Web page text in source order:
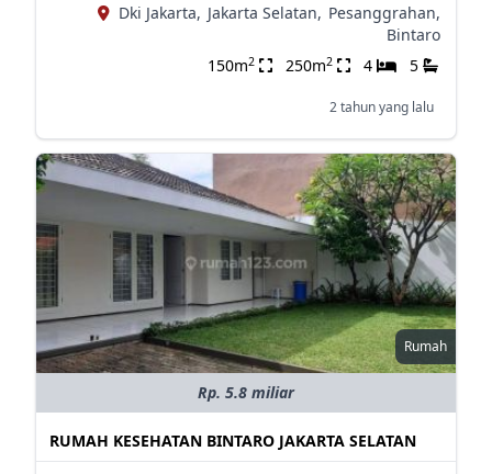
Dki Jakarta, Jakarta Selatan, Pesanggrahan,
Bintaro
150m2 250m2 4 5
2 tahun yang lalu
Rumah
Rp. 5.8 miliar
RUMAH KESEHATAN BINTARO JAKARTA SELATAN